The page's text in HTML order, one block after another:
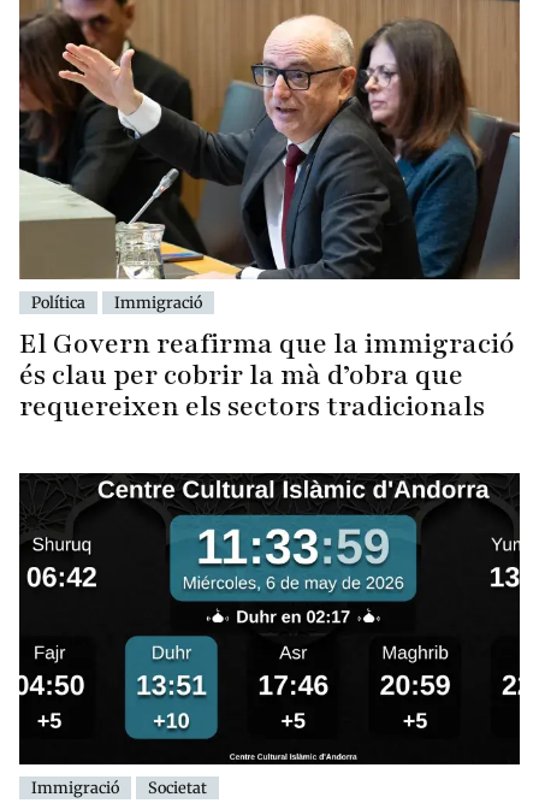
Política Immigració
El Govern reafirma que la immigració
és clau per cobrir la mà d’obra que
requereixen els sectors tradicionals
Immigració Societat